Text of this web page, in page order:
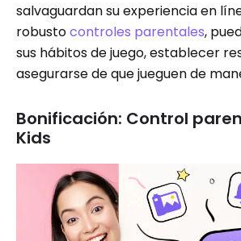
salvaguardan su experiencia en
robustocontroles parentales,
sus hábitos de juego, establecer
asegurarse de que jueguen de
Bonificación: Control
Kids